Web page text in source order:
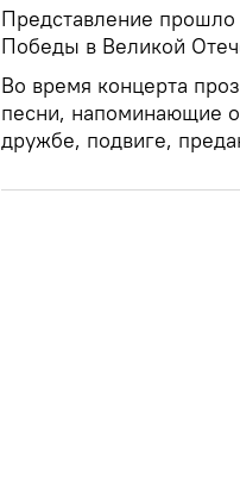
Представление
Победы в Великой
Во время концерта
песни, напоминающие
дружбе, подвиге,